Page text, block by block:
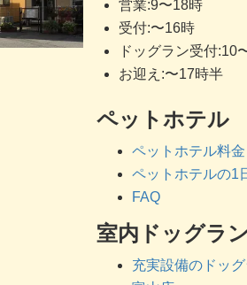
営業:9〜18時
受付:〜16時
ドッグラン受付:10
お迎え:〜17時半
ペットホテル
ペットホテル料金
ペットホテルの1
FAQ
室内ドッグラン
充実設備のドッ